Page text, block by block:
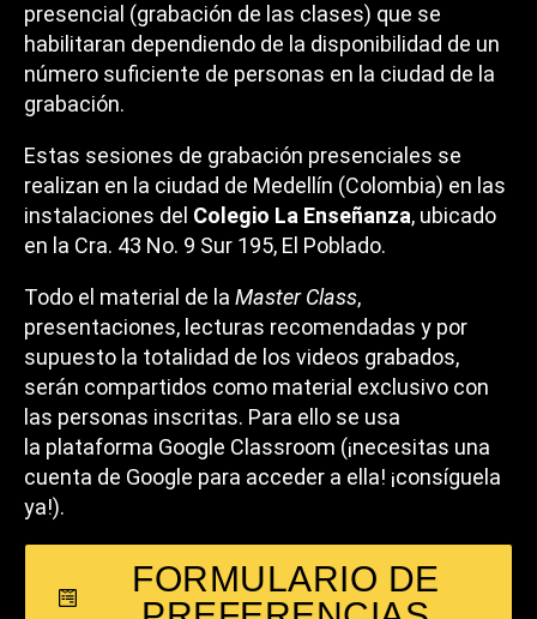
presencial (grabación de las clases) que se
habilitaran dependiendo de la disponibilidad de un
número suficiente de personas en la ciudad de la
grabación.
Estas sesiones de grabación presenciales se
realizan en la ciudad de Medellín (Colombia) en las
instalaciones del Colegio La Enseñanza, ubicado
en la Cra. 43 No. 9 Sur 195, El Poblado.
Todo el material de la Master Class,
presentaciones, lecturas recomendadas y por
supuesto la totalidad de los videos grabados,
serán compartidos como material exclusivo con
las personas inscritas. Para ello se usa
la plataforma Google Classroom (¡necesitas una
cuenta de Google para acceder a ella! ¡consíguela
ya!).
FORMULARIO DE